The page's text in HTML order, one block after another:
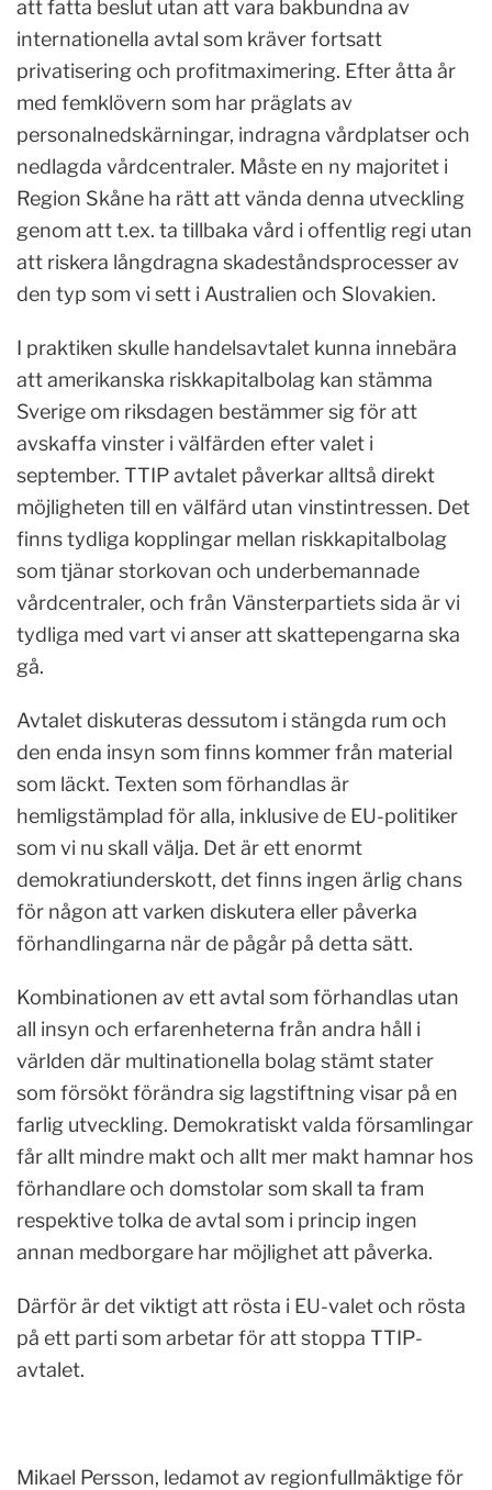
att fatta beslut utan att vara bakbundna av
internationella avtal som kräver fortsatt
privatisering och profitmaximering. Efter åtta år
med femklövern som har präglats av
personalnedskärningar, indragna vårdplatser och
nedlagda vårdcentraler. Måste en ny majoritet i
Region Skåne ha rätt att vända denna utveckling
genom att t.ex. ta tillbaka vård i offentlig regi utan
att riskera långdragna skadeståndsprocesser av
den typ som vi sett i Australien och Slovakien.
I praktiken skulle handelsavtalet kunna innebära
att amerikanska riskkapitalbolag kan stämma
Sverige om riksdagen bestämmer sig för att
avskaffa vinster i välfärden efter valet i
september. TTIP avtalet påverkar alltså direkt
möjligheten till en välfärd utan vinstintressen. Det
finns tydliga kopplingar mellan riskkapitalbolag
som tjänar storkovan och underbemannade
vårdcentraler, och från Vänsterpartiets sida är vi
tydliga med vart vi anser att skattepengarna ska
gå.
Avtalet diskuteras dessutom i stängda rum och
den enda insyn som finns kommer från material
som läckt. Texten som förhandlas är
hemligstämplad för alla, inklusive de EU-politiker
som vi nu skall välja. Det är ett enormt
demokratiunderskott, det finns ingen ärlig chans
för någon att varken diskutera eller påverka
förhandlingarna när de pågår på detta sätt.
Kombinationen av ett avtal som förhandlas utan
all insyn och erfarenheterna från andra håll i
världen där multinationella bolag stämt stater
som försökt förändra sig lagstiftning visar på en
farlig utveckling. Demokratiskt valda församlingar
får allt mindre makt och allt mer makt hamnar hos
förhandlare och domstolar som skall ta fram
respektive tolka de avtal som i princip ingen
annan medborgare har möjlighet att påverka.
Därför är det viktigt att rösta i EU-valet och rösta
på ett parti som arbetar för att stoppa TTIP-
avtalet.
Mikael Persson, ledamot av regionfullmäktige för